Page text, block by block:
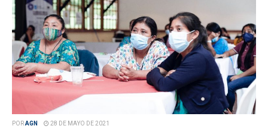
PORAGN 28 DE MAYO DE 2021